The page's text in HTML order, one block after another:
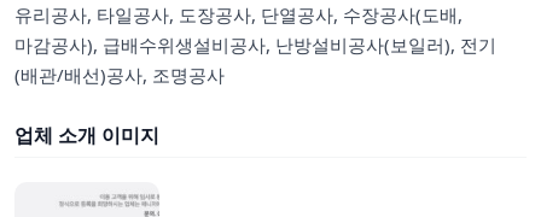
유리공사, 타일공사, 도장공사, 단열공사, 수장공사(도배,
마감공사), 급배수위생설비공사, 난방설비공사(보일러), 전기
(배관/배선)공사, 조명공사
업체 소개 이미지